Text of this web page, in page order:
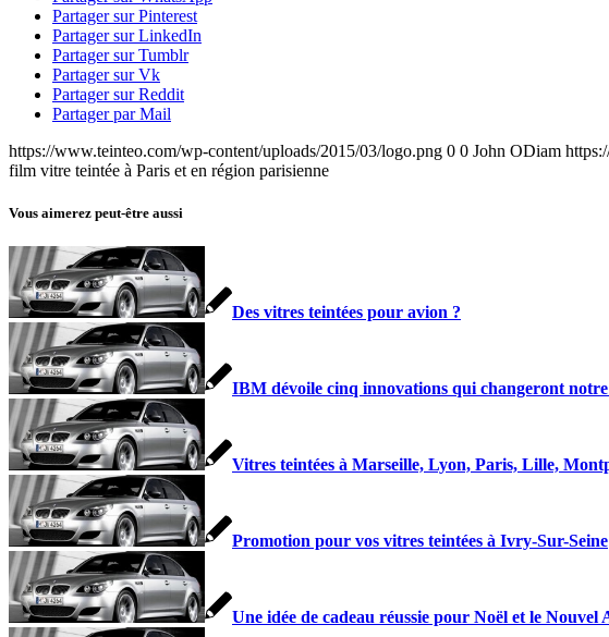
Partager sur Pinterest
Partager sur LinkedIn
Partager sur Tumblr
Partager sur Vk
Partager sur Reddit
Partager par Mail
https://www.teinteo.com/wp-content/uploads/2015/03/logo.png 0 0 John ODiam
film vitre teintée à Paris et en région parisienne
Vous aimerez peut-être aussi
Des vitres teintées pour avion ?
IBM dévoile cinq innovations qui changeront notre
Vitres teintées à Marseille, Lyon, Paris, Lille,
Promotion pour vos vitres teintées à Ivry-Sur-Seine
Une idée de cadeau réussie pour Noël et le Nouvel